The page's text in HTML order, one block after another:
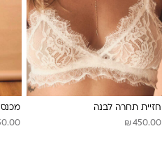
חזיית תחרה לבנה
₪ 450.00